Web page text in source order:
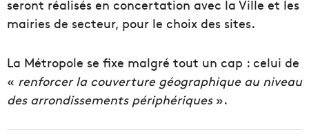
seront réalisés en concertation avec la Ville et les
mairies de secteur, pour le choix des sites.
La Métropole se fixe malgré tout un cap : celui de
« renforcer la couverture géographique au niveau
des arrondissements périphériques».